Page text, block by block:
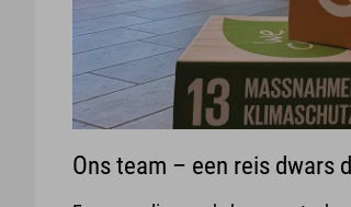
Ons team – een reis dwars